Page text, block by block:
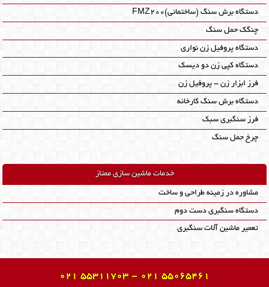
دستگاه برش سنگ (ساختمانی)FMZ200
چنگک حمل سنگ
دستگاه پروفیل زن نواری
دستگاه کپی زن دو دیسک
فرز ابزار زن - پروفیل زن
دستگاه برش سنگ کارخانه
فرز سنگبری سبک
چرخ حمل سنگ
خدمات ماشین سازی ممتاز
مشاوره در زمینه طراحی و ساخت
دستگاه سنگبری دست دوم
تعمیر ماشین آلات سنگبری
021 55311703 - 021 55065461